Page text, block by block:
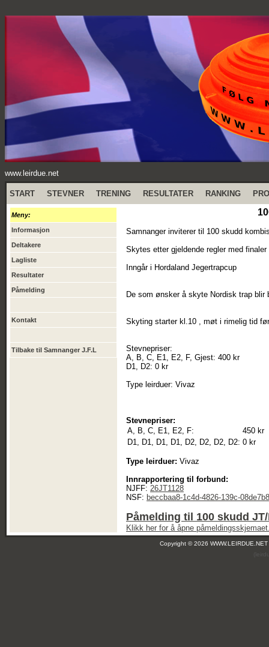
www.leirdue.net
START STEVNER TRENING RESULTATER RANKING
Meny:
Informasjon
Deltakere
Lagliste
Resultater
Påmelding
Kontakt
Tilbake til Samnanger J.F.L
Samnanger inviterer til 100 skudd
Skytes etter gjeldende regler med finaler
Inngår i Hordaland Jegertrapcup
De som ønsker å skyte Nordisk trap
Skyting starter kl.10 , møt i rimelig tid
Stevnepriser:
A, B, C, E1, E2, F, Gjest: 400 kr
D1, D2: 0 kr
Type leirduer: Vivaz
Stevnepriser:
A, B, C, E1, E2, F:
450 kr
D1, D1, D1, D1, D2, D2, D2, D2: 0 kr
Type leirduer: Vivaz
Innrapportering til forbund:
NJFF: 26JT1128
NSF: beccbaa8-1c4d-4826-139c-
Påmelding til 100 skudd
Klikk her for å åpne
Copyright © 2026